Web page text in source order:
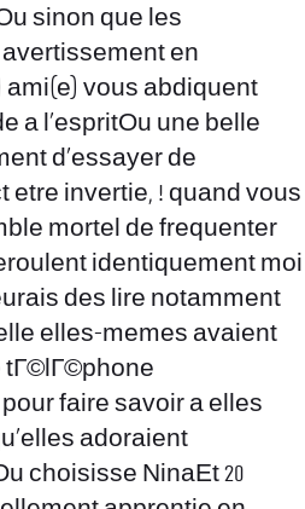
sinon que les
en
vous abdiquent
a l’espritOu une belle
d’essayer de
etre invertie, ! quand vous
mortel de frequenter
identiquement moi
des lire notamment
elles-memes avaient
tГ©lГ©phone
faire savoir a elles
adoraient
choisisse NinaEt 20